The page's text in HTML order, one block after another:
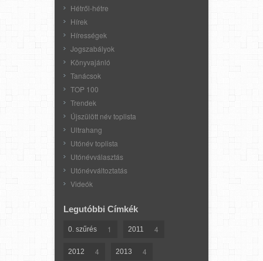
Hétről-hétre
Hírek
Hírességek
Jogszabályok
Könyvajánló
Tanácsok
TOP 100
Trendek
Újszülött név toplista
Ultrahang
Utónév toplista
Utónévválasztás
Utónévváltoztatás
Videók
Legutóbbi Címkék
0. szűrés 1 2011 4
2012 4 2013 4